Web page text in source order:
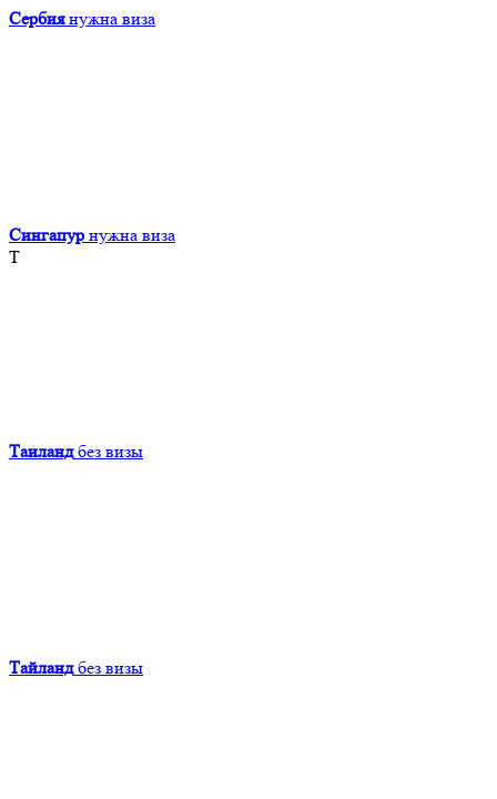
Сербия нужна виза
Сингапур нужна виза
Т
Таиланд без визы
Тайланд без визы